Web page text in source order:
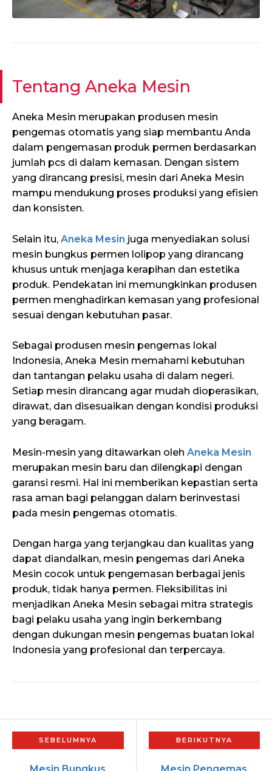
Tentang Aneka Mesin
Aneka Mesin merupakan produsen mesin
pengemas otomatis yang siap membantu Anda
dalam pengemasan produk permen berdasarkan
jumlah pcs di dalam kemasan. Dengan sistem
yang dirancang presisi, mesin dari Aneka Mesin
mampu mendukung proses produksi yang efisien
dan konsisten.
Selain itu, Aneka Mesin juga menyediakan solusi
mesin bungkus permen lolipop yang dirancang
khusus untuk menjaga kerapihan dan estetika
produk. Pendekatan ini memungkinkan produsen
permen menghadirkan kemasan yang profesional
sesuai dengan kebutuhan pasar.
Sebagai produsen mesin pengemas lokal
Indonesia, Aneka Mesin memahami kebutuhan
dan tantangan pelaku usaha di dalam negeri.
Setiap mesin dirancang agar mudah dioperasikan,
dirawat, dan disesuaikan dengan kondisi produksi
yang beragam.
Mesin-mesin yang ditawarkan oleh Aneka Mesin
merupakan mesin baru dan dilengkapi dengan
garansi resmi. Hal ini memberikan kepastian serta
rasa aman bagi pelanggan dalam berinvestasi
pada mesin pengemas otomatis.
Dengan harga yang terjangkau dan kualitas yang
dapat diandalkan, mesin pengemas dari Aneka
Mesin cocok untuk pengemasan berbagai jenis
produk, tidak hanya permen. Fleksibilitas ini
menjadikan Aneka Mesin sebagai mitra strategis
bagi pelaku usaha yang ingin berkembang
dengan dukungan mesin pengemas buatan lokal
Indonesia yang profesional dan terpercaya.